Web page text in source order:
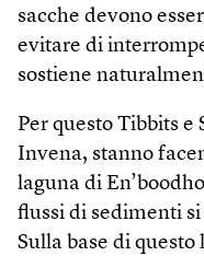
sacche devono
evitare di
sostiene
Per questo Tibbits
Invena, stanno
laguna di
flussi di sedimenti
Sulla base di